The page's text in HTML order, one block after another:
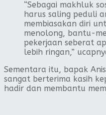
“Sebagai makhluk
harus saling peduli
membiasakan diri
menolong, bantu-
pekerjaan seberat
lebih ringan,”
Sementara itu, bapak
sangat berterima kasih
hadir dan membantu